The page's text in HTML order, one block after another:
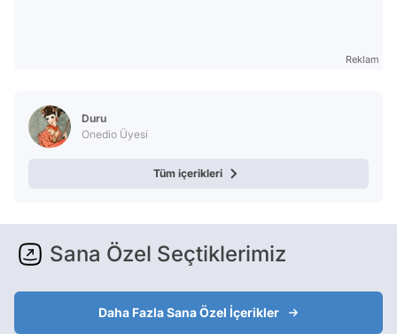
Reklam
Duru
Onedio Üyesi
Tüm içerikleri
Sana Özel Seçtiklerimiz
Daha Fazla Sana Özel İçerikler